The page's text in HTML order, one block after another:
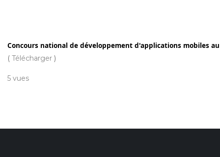
Concours national de développement d'applications mobiles
( Télécharger )
5 vues